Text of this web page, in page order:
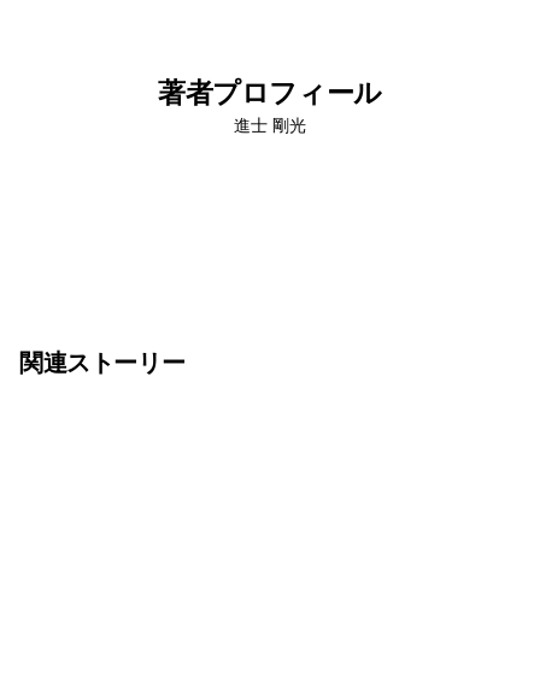
著者プロフィール
進士 剛光
関連ストーリー